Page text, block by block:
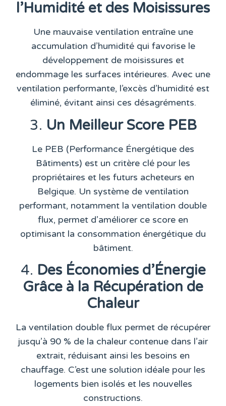
l’Humidité et des Moisissures
Une mauvaise ventilation entraîne une
accumulation d’humidité qui favorise le
développement de moisissures et
endommage les surfaces intérieures. Avec une
ventilation performante, l’excès d’humidité est
éliminé, évitant ainsi ces désagréments.
3. Un Meilleur Score PEB
Le PEB (Performance Énergétique des
Bâtiments) est un critère clé pour les
propriétaires et les futurs acheteurs en
Belgique. Un système de ventilation
performant, notamment la ventilation double
flux, permet d’améliorer ce score en
optimisant la consommation énergétique du
bâtiment.
4. Des Économies d’Énergie
Grâce à la Récupération de
Chaleur
La ventilation double flux permet de récupérer
jusqu’à 90 % de la chaleur contenue dans l’air
extrait, réduisant ainsi les besoins en
chauffage. C’est une solution idéale pour les
logements bien isolés et les nouvelles
constructions.